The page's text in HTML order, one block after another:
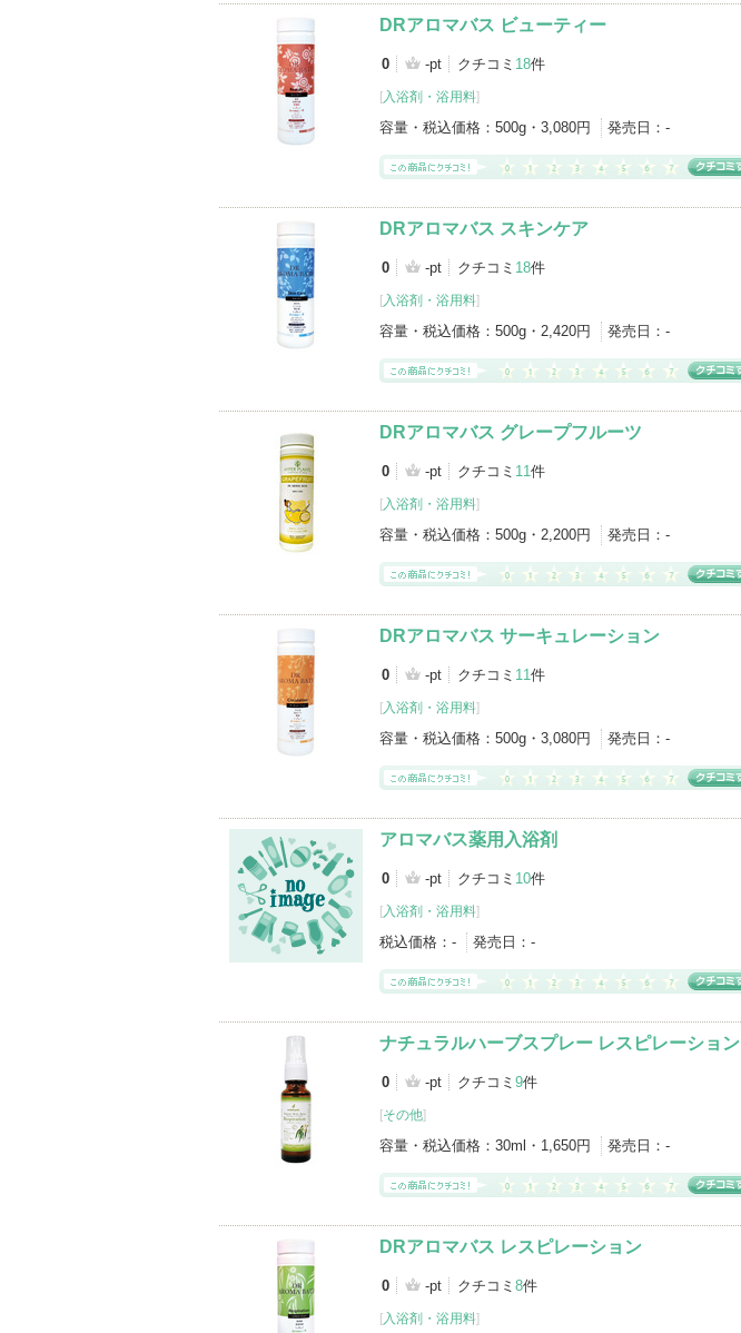
DRアロマバス ビューティー
0 -pt クチコミ 18件
[入浴剤・浴用料]
容量・税込価格： 500g・3,080円 発売日： -
DRアロマバス スキンケア
0 -pt クチコミ 18件
[入浴剤・浴用料]
容量・税込価格： 500g・2,420円 発売日： -
DRアロマバス グレープフルーツ
0 -pt クチコミ 11件
[入浴剤・浴用料]
容量・税込価格： 500g・2,200円 発売日： -
DRアロマバス サーキュレーション
0 -pt クチコミ 11件
[入浴剤・浴用料]
容量・税込価格： 500g・3,080円 発売日： -
アロマバス薬用入浴剤
0 -pt クチコミ 10件
[入浴剤・浴用料]
税込価格： - 発売日： -
ナチュラルハーブスプレー レスピレーション
0 -pt クチコミ 9件
[その他]
容量・税込価格： 30ml・1,650円 発売日： -
DRアロマバス レスピレーション
0 -pt クチコミ 8件
[入浴剤・浴用料]